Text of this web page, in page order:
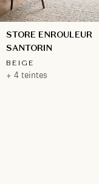
STORE ENROULEUR
SANTORIN
BEIGE
+ 4 teintes